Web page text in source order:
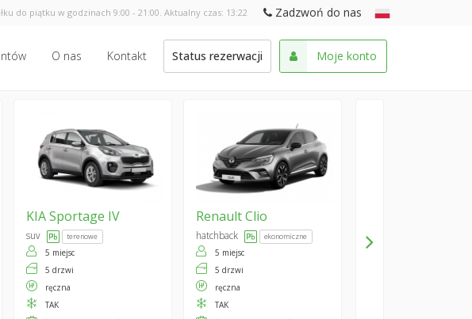
do piątku w godzinach 9:00 - 21:00. Aktualny czas: 13:22 Zadzwoń do nas
O nas Kontakt Status rezerwacji Moje konto
KIASportage IV
suv terenowe
5 miejsc
5 drzwi
ręczna
TAK
RenaultClio
hatchback ekonomiczne
5 miejsc
5 drzwi
ręczna
TAK